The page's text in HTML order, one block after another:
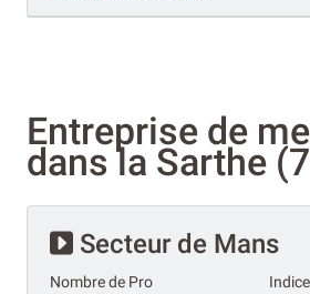
Entreprise de
dans la Sarthe
Secteur de Mans
Nombre de Pro